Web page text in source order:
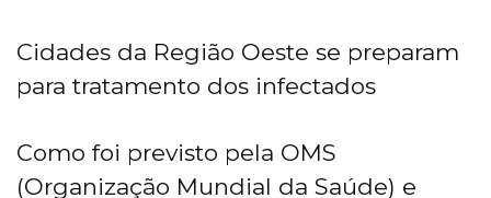
Cidades da Região Oeste se preparam
para tratamento dos infectados
Como foi previsto pela OMS
(Organização Mundial da Saúde) e